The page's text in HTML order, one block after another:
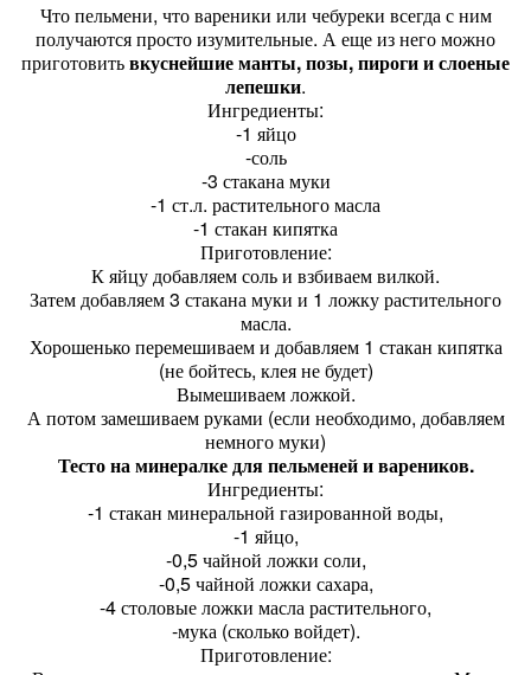
Что пельмени, что вареники или чебуреки всегда с ним
получаются просто изумительные. А еще из него можно
приготовитьвкуснейшие манты, позы, пироги и слоеные
лепешки.
Ингредиенты:
-1 яйцо
-соль
-3 стакана муки
-1 ст.л. растительного масла
-1 стакан кипятка
Приготовление:
К яйцу добавляем соль и взбиваем вилкой.
Затем добавляем 3 стакана муки и 1 ложку растительного
масла.
Хорошенько перемешиваем и добавляем 1 стакан кипятка
(не бойтесь, клея не будет)
Вымешиваем ложкой.
А потом замешиваем руками (если необходимо, добавляем
немного муки)
Тесто на минералке для пельменей и вареников.
Ингредиенты:
-1 стакан минеральной газированной воды,
-1 яйцо,
-0,5 чайной ложки соли,
-0,5 чайной ложки сахара,
-4 столовые ложки масла растительного,
-мука (сколько войдет).
Приготовление: